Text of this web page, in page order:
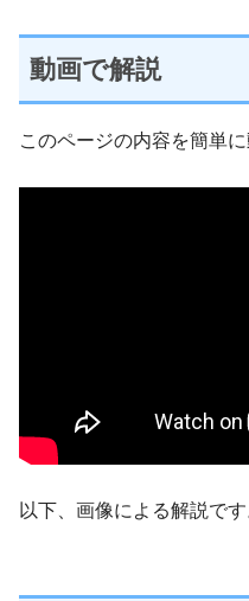
動画で解説
このページの内容を簡単
以下、画像による解説です